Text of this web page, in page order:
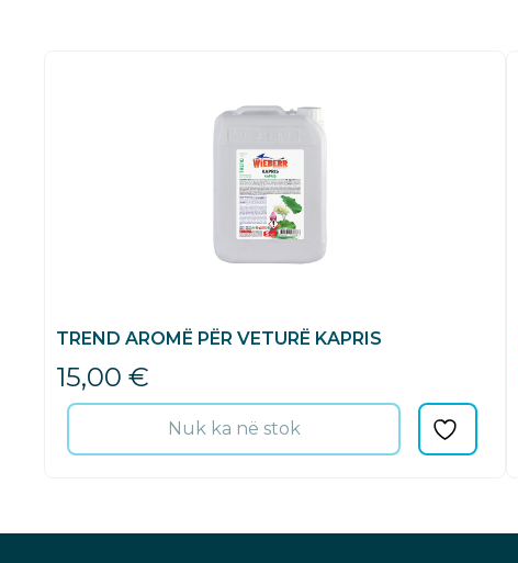
TREND AROMË PËR VETURË KAPRIS
15,00 €
Nuk ka në stok